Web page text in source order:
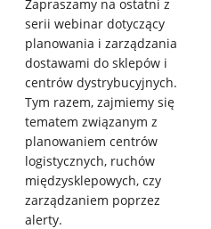
Zapraszamy na ostatni z
serii webinar dotyczący
planowania i zarządzania
dostawami do sklepów i
centrów dystrybucyjnych.
Tym razem, zajmiemy się
tematem związanym z
planowaniem centrów
logistycznych, ruchów
międzysklepowych, czy
zarządzaniem poprzez
alerty.